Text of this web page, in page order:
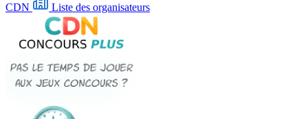
CDN
Liste des organisateurs